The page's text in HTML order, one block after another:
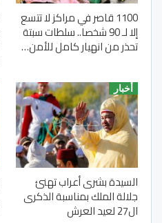
1100 قاصر في مراكز لا تتسع
إلا لـ 90 شخصا.. سلطات سبتة
تحذر من انهيار كامل للأمن…
أخبار
السيدة بشرى أعراب تهنئ
جلالة الملك بمناسبة الذكرى
ال27 لعيد العرش